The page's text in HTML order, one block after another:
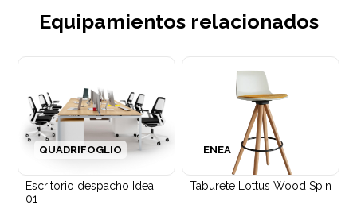
Equipamientos relacionados
Escritorio despacho Idea
01
QUADRIFOGLIO
Taburete Lottus Wood Spin
ENEA